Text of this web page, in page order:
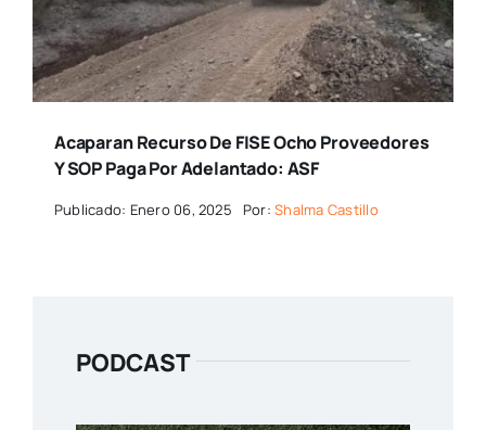
Acaparan Recurso De FISE Ocho Proveedores
Y SOP Paga Por Adelantado: ASF
Publicado: Enero 06, 2025 Por:Shalma Castillo
PODCAST